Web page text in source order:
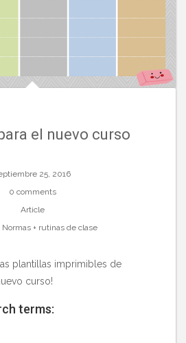
el nuevo curso
25, 2016
0 comments
Article
Normas + rutinas de clase
plantillas imprimibles de
curso!
terms: